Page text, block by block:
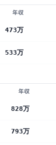
年収
473万
533万
年収
828万
793万